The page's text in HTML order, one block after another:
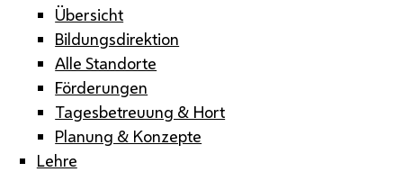
Übersicht
Bildungsdirektion
Alle Standorte
Förderungen
Tagesbetreuung & Hort
Planung & Konzepte
Lehre